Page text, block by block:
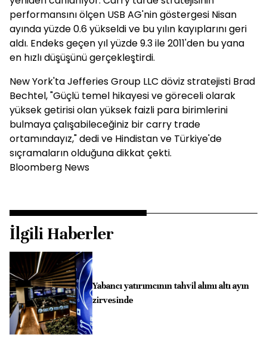
performansını ölçen USB AG'nin göstergesi Nisan
ayında yüzde 0.6 yükseldi ve bu yılın kayıplarını geri
aldı. Endeks geçen yıl yüzde 9.3 ile 2011'den bu yana
en hızlı düşüşünü gerçekleştirdi.
New York'ta Jefferies Group LLC döviz stratejisti Brad
Bechtel, "Güçlü temel hikayesi ve göreceli olarak
yüksek getirisi olan yüksek faizli para birimlerini
bulmaya çalışabileceğiniz bir carry trade
ortamındayız," dedi ve Hindistan ve Türkiye'de
sıçramaların olduğuna dikkat çekti.
Bloomberg News
İlgili Haberler
Yabancı yatırımcının tahvil alımı altı ayın
zirvesinde